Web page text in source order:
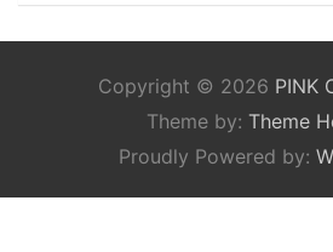
Copyright © 2026 PINK
Theme by: Theme
Proudly Powered by: